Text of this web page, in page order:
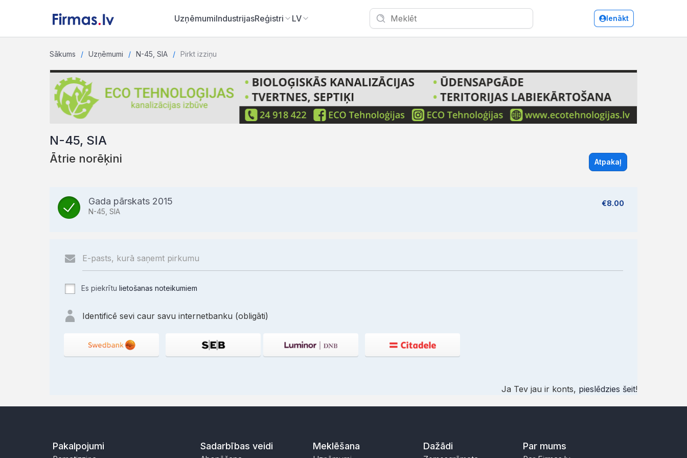
UzņēmumiIndustrijasReģistri LV Ienākt
Sākums Uzņēmumi N-45, SIA Pirkt izziņu
N-45, SIA
Ātrie norēķini Atpakaļ
Gada pārskats 2015
N-45, SIA
€8.00
Es piekrītu lietošanas noteikumiem
Identificē sevi caur savu internetbanku (obligāti)
Ja Tev jau ir konts, pieslēdzies šeit!
Pakalpojumi Sadarbības veidi Meklēšana Dažādi Par mums